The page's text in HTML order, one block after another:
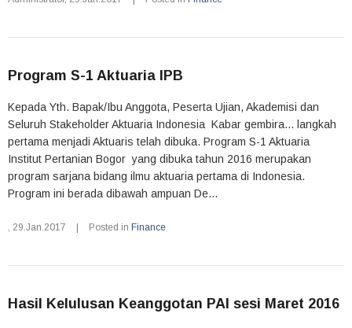
Program S-1 Aktuaria IPB
Kepada Yth. Bapak/Ibu Anggota, Peserta Ujian, Akademisi dan
Seluruh Stakeholder Aktuaria Indonesia Kabar gembira... langkah
pertama menjadi Aktuaris telah dibuka. Program S-1 Aktuaria
Institut Pertanian Bogor yang dibuka tahun 2016 merupakan
program sarjana bidang ilmu aktuaria pertama di Indonesia.
Program ini berada dibawah ampuan De...
, 29.Jan.2017 Posted in Finance
Hasil Kelulusan Keanggotan PAI sesi Maret 2016